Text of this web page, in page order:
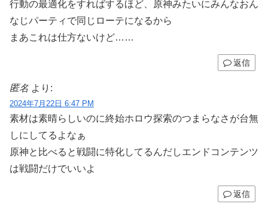
行動の最適化をすればするほど、原神みたいにみんなおん
なじパーティで同じローテになるから
まあこれは仕方ないけど……
返信
匿名 より:
2024年7月22日 6:47 PM
素材は素晴らしいのに終始ホロウ探索のつまらなさが台無
しにしてるよなぁ
原神と比べると戦闘に特化してるんだしエンドコンテンツ
は戦闘だけでいいよ
返信